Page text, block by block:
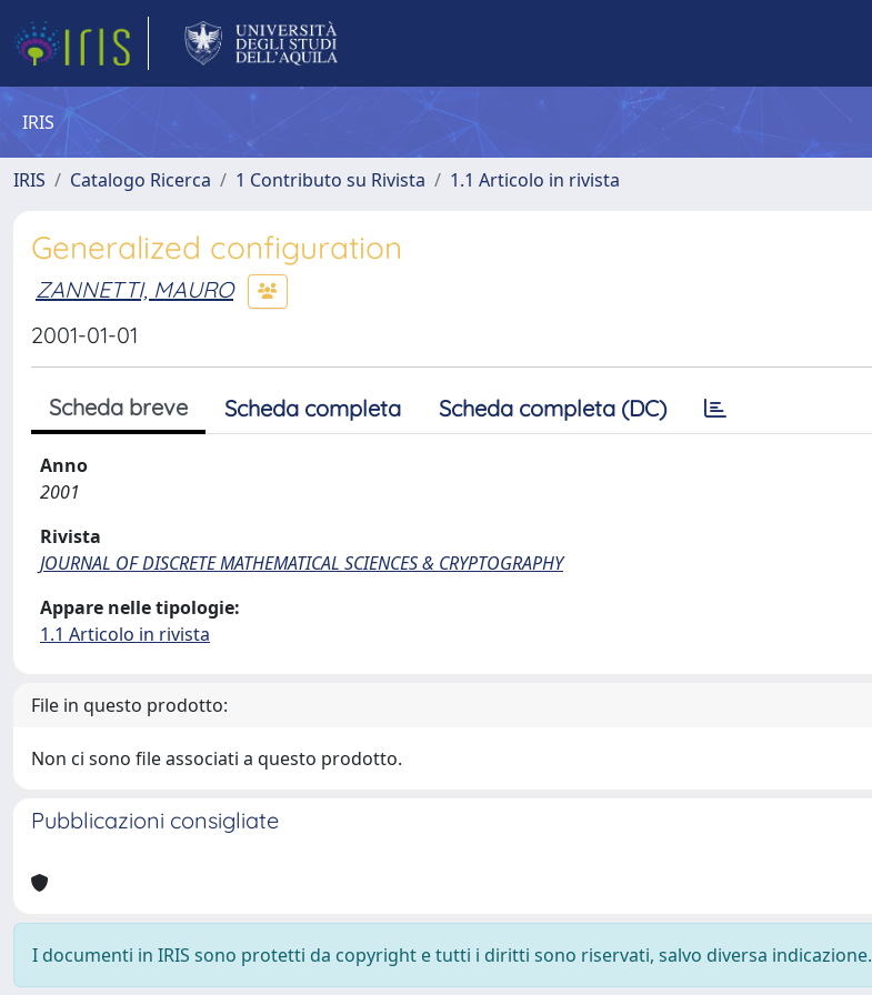
IRIS
IRIS Catalogo Ricerca 1 Contributo su Rivista 1.1 Articolo in rivista
Generalized configuration
ZANNETTI, MAURO
2001-01-01
Scheda breve Scheda completa Scheda completa (DC)
Anno
2001
Rivista
JOURNAL OF DISCRETE MATHEMATICAL SCIENCES & CRYPTOGRAPHY
Appare nelle tipologie:
1.1 Articolo in rivista
File in questo prodotto:
Non ci sono file associati a questo prodotto.
Pubblicazioni consigliate
I documenti in IRIS sono protetti da copyright e tutti i diritti sono riservati, salvo diversa indicazione.